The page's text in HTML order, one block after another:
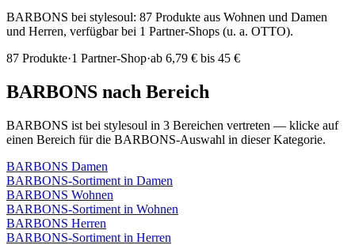
BARBONS bei stylesoul: 87 Produkte aus Wohnen und Damen
und Herren, verfügbar bei 1 Partner-Shops (u. a. OTTO).
87 Produkte·1 Partner-Shop·ab 6,79 € bis 45 €
BARBONS nach Bereich
BARBONS ist bei stylesoul in 3 Bereichen vertreten — klicke auf
einen Bereich für die BARBONS-Auswahl in dieser Kategorie.
BARBONS Damen
BARBONS-Sortiment in Damen
BARBONS Wohnen
BARBONS-Sortiment in Wohnen
BARBONS Herren
BARBONS-Sortiment in Herren